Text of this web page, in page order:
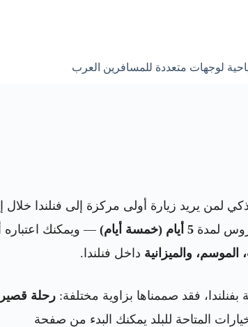
لوجهات متعددة للمسافرين العرب
لمن يريد زيارة أولى مركزة إلى فنلندا
لمدة 5 أيام (خمسة أيام) — ويمكنك اعتباره
الموسم، والميزانية داخل فنلندا.
فقد صممناها بزاوية مختلفة: رحلة
المتاحة للبلد يمكنك البدء من صفحة